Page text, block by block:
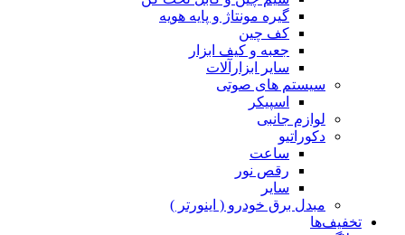
گیره مونتاژ و پایه هویه
کف چین
جعبه و کیف ابزار
سایر ابزارآلات
سیستم های صوتی
اسپیکر
لوازم جانبی
دکوراتیو
ساعت
رقص نور
سایر
مبدل برق خودرو ( اینورتر )
تخفیف‌ها